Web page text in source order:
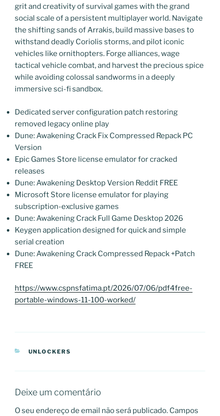
grit and creativity of survival games with the grand
social scale of a persistent multiplayer world. Navigate
the shifting sands of Arrakis, build massive bases to
withstand deadly Coriolis storms, and pilot iconic
vehicles like ornithopters. Forge alliances, wage
tactical vehicle combat, and harvest the precious spice
while avoiding colossal sandworms in a deeply
immersive sci-fi sandbox.
Dedicated server configuration patch restoring
removed legacy online play
Dune: Awakening Crack Fix Compressed Repack PC
Version
Epic Games Store license emulator for cracked
releases
Dune: Awakening Desktop Version Reddit FREE
Microsoft Store license emulator for playing
subscription-exclusive games
Dune: Awakening Crack Full Game Desktop 2026
Keygen application designed for quick and simple
serial creation
Dune: Awakening Crack Compressed Repack +Patch
FREE
https://www.cspnsfatima.pt/2026/07/06/pdf4free-
portable-windows-11-100-worked/
CATEGORIAS
UNLOCKERS
Deixe um comentário
O seu endereço de email não será publicado. Campos